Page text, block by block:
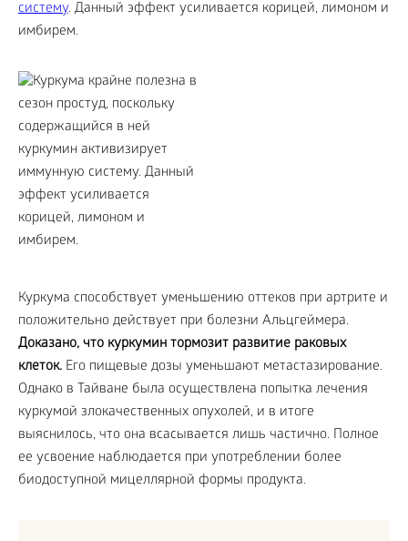
систему. Данный эффект усиливается корицей, лимоном и
имбирем.
Куркума способствует уменьшению оттеков при артрите и
положительно действует при болезни Альцгеймера.
Доказано, что куркумин тормозит развитие раковых
клеток. Его пищевые дозы уменьшают метастазирование.
Однако в Тайване была осуществлена попытка лечения
куркумой злокачественных опухолей, и в итоге
выяснилось, что она всасывается лишь частично. Полное
ее усвоение наблюдается при употреблении более
биодоступной мицеллярной формы продукта.